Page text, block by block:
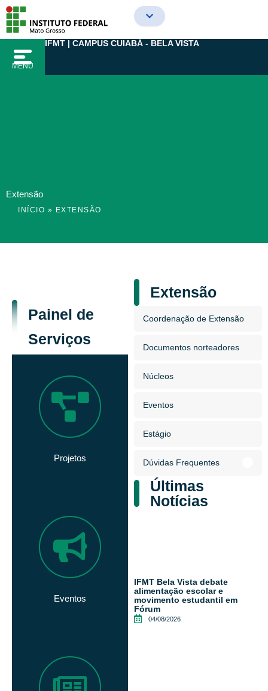
para
conteúdo
MENU
IFMT | CAMPUS CUIABÁ - BELA VISTA
Extensão
INÍCIO » EXTENSÃO
Painel de
Serviços
Projetos
Eventos
Extensão
Coordenação de Extensão
Documentos norteadores
Núcleos
Eventos
Estágio
Dúvidas Frequentes
Últimas
Notícias
IFMT Bela Vista debate
alimentação escolar e
movimento estudantil em
Fórum
04/08/2026